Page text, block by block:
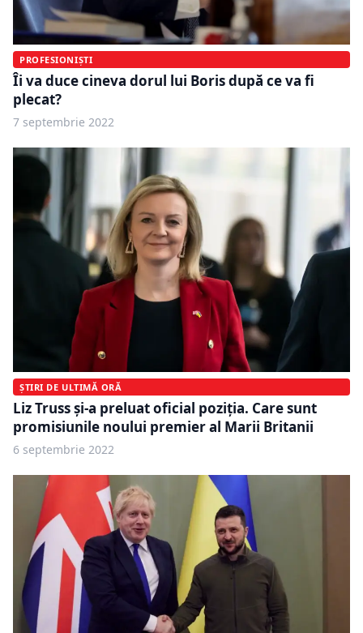
PROFESIONIȘTI
Îi va duce cineva dorul lui Boris după ce va fi
plecat?
7 septembrie 2022
ȘTIRI DE ULTIMĂ ORĂ
Liz Truss şi-a preluat oficial poziţia. Care sunt
promisiunile noului premier al Marii Britanii
6 septembrie 2022